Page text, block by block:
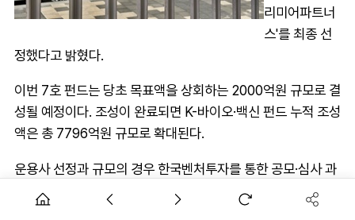
리미어파트너
스'를 최종 선
정했다고 밝혔다.
이번 7호 펀드는 당초 목표액을 상회하는 2000억원 규모로 결
성될 예정이다. 조성이 완료되면 K-바이오·백신 펀드 누적 조성
액은 총 7796억원 규모로 확대된다.
운용사 선정과 규모의 경우 한국벤처투자를 통한 공모·심사 과
정을 거쳤다.